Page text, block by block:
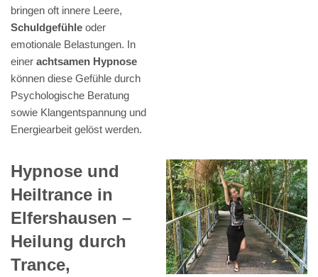
bringen oft innere Leere,
Schuldgefühle oder
emotionale Belastungen. In
einer achtsamen Hypnose
können diese Gefühle durch
Psychologische Beratung
sowie Klangentspannung und
Energiearbeit gelöst werden.
Hypnose und
Heiltrance in
Elfershausen –
Heilung durch
Trance,